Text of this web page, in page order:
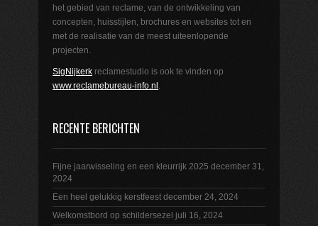
het gebied van reclame, van de ontwikkeling van
concepten, huisstijlen, brochures en websites tot en
met de realisatie van de meest uiteenlopende
projecten.
SigNijkerk reclamestudio is ook te vinden op
www.reclamebureau-info.nl .
RECENTE BERICHTEN
Fijne jaarwisseling en een kleurrijk 2025 december 31,
2024
Een heel gelukkig kerstfeest december 24, 2024
Welkomstbord op schildersezel juli 16, 2024